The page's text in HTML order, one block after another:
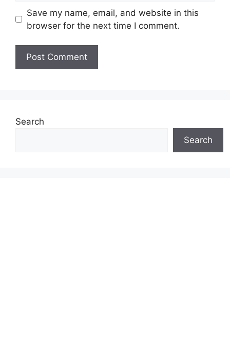
Save my name, email, and website in this
browser for the next time I comment.
Search
Search